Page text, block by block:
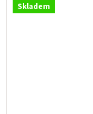
Skladem